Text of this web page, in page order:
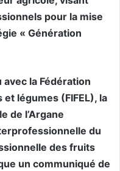
pour la mise
« Génération
la Fédération
légumes (FIFEL), la
de l’Argane
du
des fruits
un communiqué de